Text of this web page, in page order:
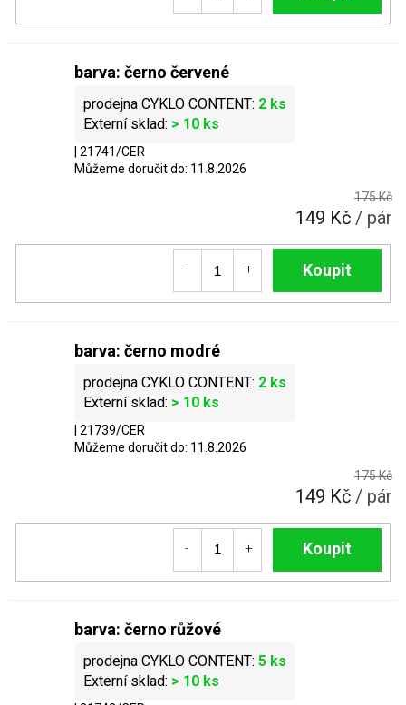
barva: černo červené
> 10 ks
2 ks
| 21741/CER
Můžeme doručit do: 11.8.2026
175 Kč
149 Kč / pár
Do košíku
barva: černo modré
> 10 ks
2 ks
| 21739/CER
Můžeme doručit do: 11.8.2026
175 Kč
149 Kč / pár
Do košíku
barva: černo růžové
> 10 ks
5 ks